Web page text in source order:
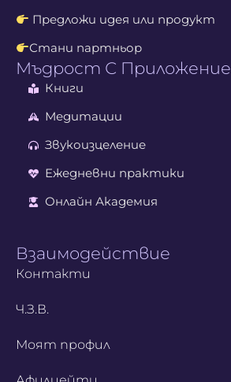
Предложи идея или продукт
Стани партньор
Мъдрост С Приложение
Книги
Медитации
Звукоизцеление
Ежедневни практики
Онлайн Академия
Взаимодействие
Контакти
Ч.З.В.
Моят профил